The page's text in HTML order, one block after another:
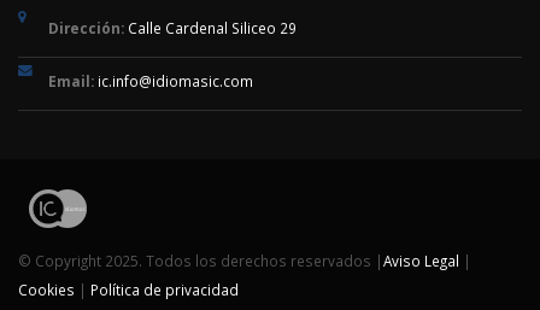
Dirección: Calle Cardenal Siliceo 29
Email: ic.info@idiomasic.com
© Copyright 2025. Todos los derechos reservados |Aviso Legal |
Cookies | Política de privacidad